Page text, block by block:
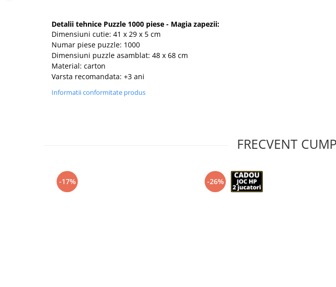
Detalii tehnice Puzzle 1000 piese - Magia zapezii:
Dimensiuni cutie: 41 x 29 x 5 cm
Numar piese puzzle: 1000
Dimensiuni puzzle asamblat: 48 x 68 cm
Material: carton
Varsta recomandata: +3 ani
Informatii conformitate produs
FRECVENT
-17% -26%